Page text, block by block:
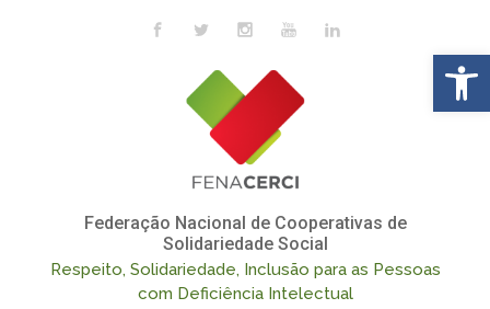
Skip to main content
Federação Nacional de Cooperativas de
Solidariedade Social
Respeito, Solidariedade, Inclusão para as Pessoas
com Deficiência Intelectual